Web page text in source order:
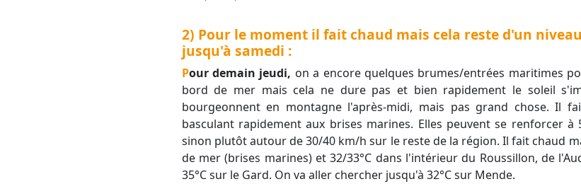
2) Pour le moment il fait chaud mais cela reste d'un
jusqu'à samedi :
Pour demain jeudi, on a encore quelques brumes/entrées maritimes
bord de mer mais cela ne dure pas et bien rapidement le soleil
bourgeonnent en montagne l'après-midi, mais pas grand chose. Il
basculant rapidement aux brises marines. Elles peuvent se renforcer
sinon plutôt autour de 30/40 km/h sur le reste de la région. Il fait chaud
de mer (brises marines) et 32/33°C dans l'intérieur du Roussillon, de
35°C sur le Gard. On va aller chercher jusqu'à 32°C sur Mende.